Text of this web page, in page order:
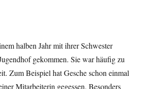
halben Jahr mit ihrer Schwester
gekommen. Sie war häufig zu
Zum Beispiel hat Gesche schon einmal
Mitarbeiterin gegessen. Besonders